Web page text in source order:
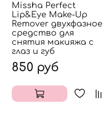
Missha Perfect
Lip&Eye Make-Up
Remover двухфазное
средство для
снятия макияжа с
глаз и губ
850 руб